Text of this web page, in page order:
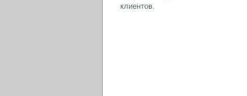
клиентов.